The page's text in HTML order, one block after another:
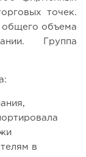
точек.
общего объема
Группа
в